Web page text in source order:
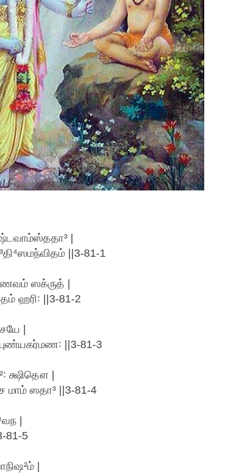
|
||3-81-1
ஸக்ருத் |
ஹரி꞉ ||3-81-2
|
||3-81-3
க்ஷிதௌ |
மாம் ஸதா³ ||3-81-4
|
81-5
|